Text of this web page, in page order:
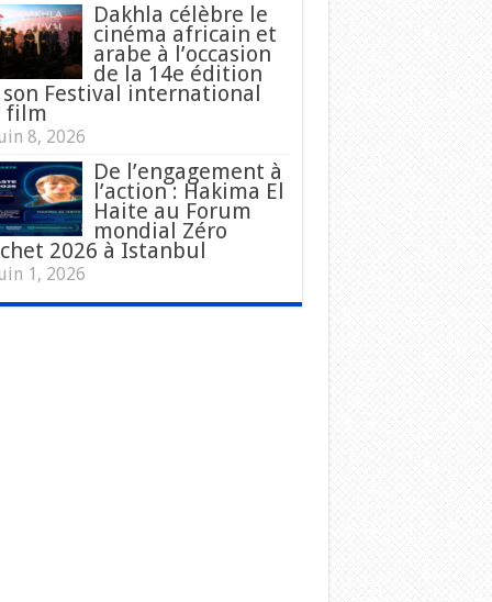
Dakhla célèbre le
cinéma africain et
arabe à l’occasion
de la 14e édition
son Festival international
film
8, 2026
De l’engagement à
l’action : Hakima El
Haite au Forum
mondial Zéro
2026 à Istanbul
1, 2026